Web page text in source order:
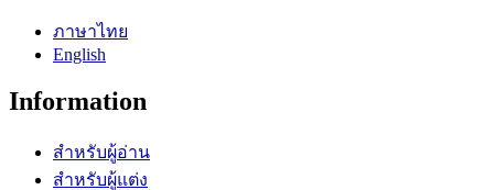
ภาษาไทย
English
Information
สำหรับผู้อ่าน
สำหรับผู้แต่ง